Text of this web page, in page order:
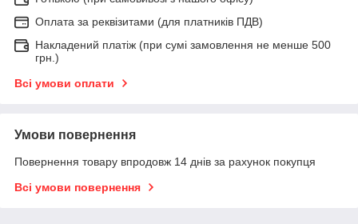
Оплата за реквізитами (для платників ПДВ)
Накладений платіж (при сумі замовлення не менше 500
грн.)
Всі умови оплати
Умови повернення
Повернення товару впродовж 14 днів за рахунок покупця
Всі умови повернення